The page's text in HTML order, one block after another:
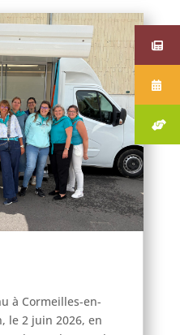
à Cormeilles-en-
le 2 juin 2026, en